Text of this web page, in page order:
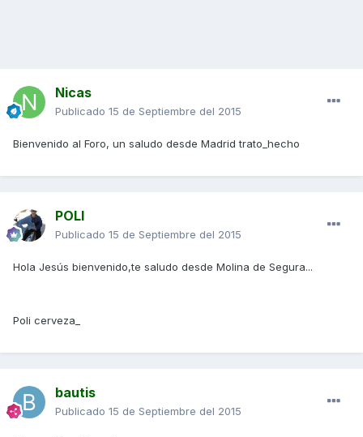
Nicas
Publicado 15 de Septiembre del 2015
Bienvenido al Foro, un saludo desde Madrid trato_hecho
POLI
Publicado 15 de Septiembre del 2015
Hola Jesús bienvenido,te saludo desde Molina de Segura...
Poli cerveza_
bautis
Publicado 15 de Septiembre del 2015